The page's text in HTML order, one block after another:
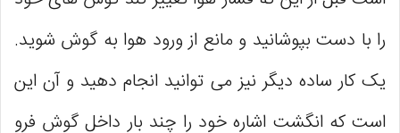
را با دست بپوشانید و مانع از ورود هوا به گوش شوید.
یک کار ساده‌ دیگر نیز می ‌توانید انجام دهید و آن این
است که انگشت اشاره خود را چند بار داخل گوش فرو